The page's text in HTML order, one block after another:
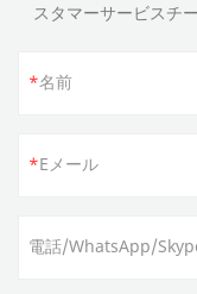
スタマーサービスチ
名前
Eメール
電話/WhatsApp/